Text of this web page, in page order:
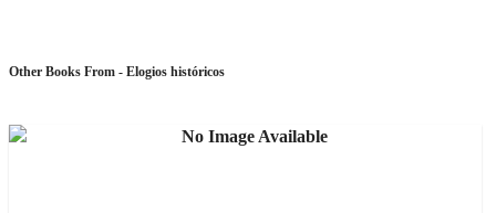
Other Books From - Elogios históricos